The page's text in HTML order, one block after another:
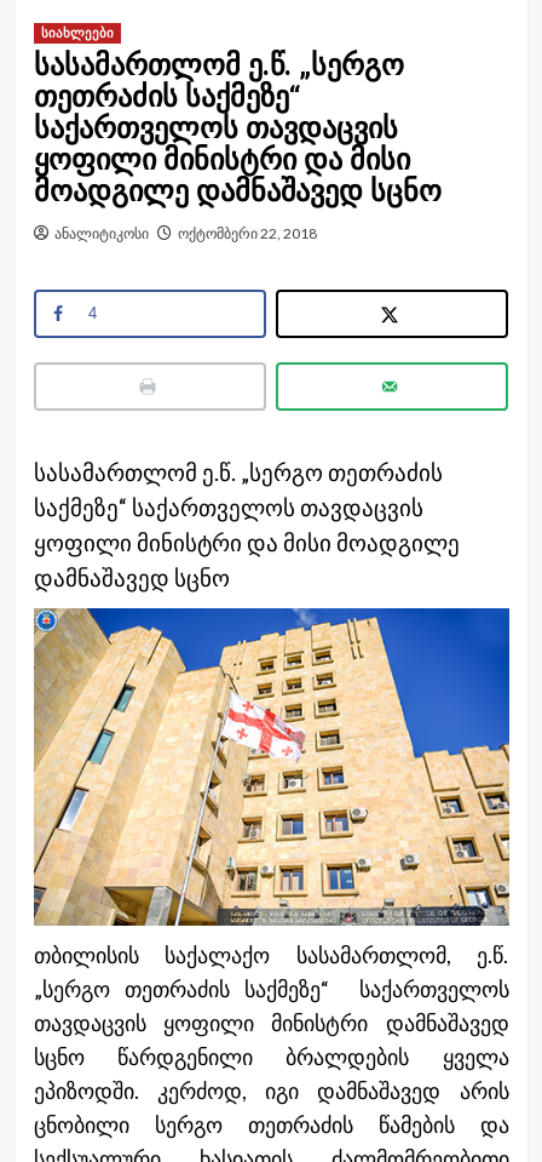
სიახლეები
სასამართლომ ე.წ. „სერგო
თეთრაძის საქმეზე“
საქართველოს თავდაცვის
ყოფილი მინისტრი და მისი
მოადგილე დამნაშავედ სცნო
ანალიტიკოსი ოქტომბერი 22, 2018
4
სასამართლომ ე.წ. „სერგო თეთრაძის
საქმეზე“ საქართველოს თავდაცვის
ყოფილი მინისტრი და მისი მოადგილე
დამნაშავედ სცნო
თბილისის საქალაქო სასამართლომ, ე.წ.
„სერგო თეთრაძის საქმეზე“ საქართველოს
თავდაცვის ყოფილი მინისტრი დამნაშავედ
სცნო წარდგენილი ბრალდების ყველა
ეპიზოდში. კერძოდ, იგი დამნაშავედ არის
ცნობილი სერგო თეთრაძის წამების და